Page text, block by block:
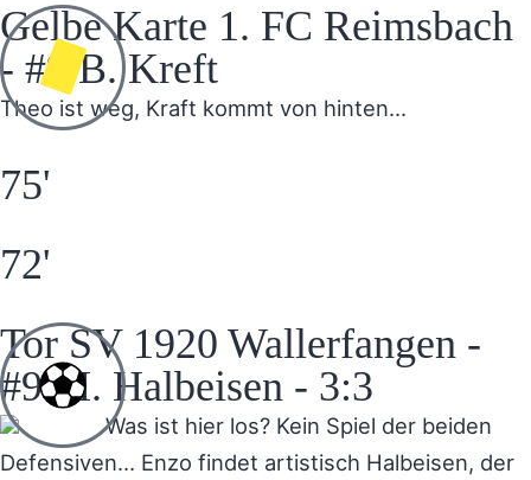
Gelbe Karte 1. FC Reimsbach
- #9 B. Kreft
Theo ist weg, Kraft kommt von hinten…
75'
72'
Tor SV 1920 Wallerfangen -
#9 M. Halbeisen - 3:3
Was ist hier los? Kein Spiel der beiden
Defensiven… Enzo findet artistisch Halbeisen, der